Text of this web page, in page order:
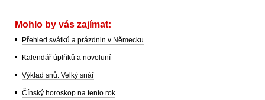
Mohlo by vás zajímat:
Přehled svátků a prázdnin v Německu
Kalendář úplňků a novoluní
Výklad snů: Velký snář
Čínský horoskop na tento rok